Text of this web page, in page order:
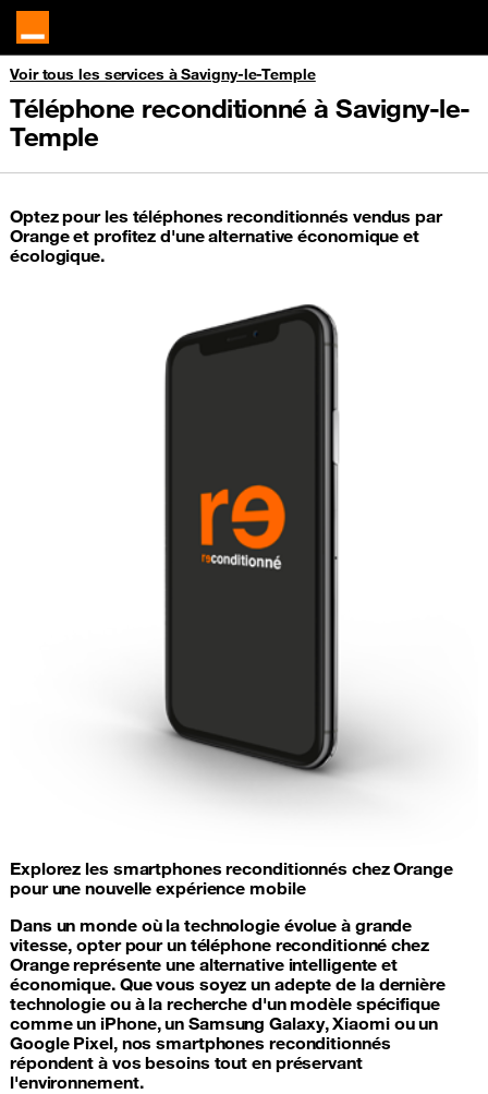
Voir tous les services à Savigny-le-Temple
Téléphone reconditionné à Savigny-le-
Temple
Optez pour les téléphones reconditionnés vendus par
Orange et profitez d'une alternative économique et
écologique.
Explorez les smartphones reconditionnés chez Orange
pour une nouvelle expérience mobile
Dans un monde où la technologie évolue à grande
vitesse, opter pour un téléphone reconditionné chez
Orange représente une alternative intelligente et
économique. Que vous soyez un adepte de la dernière
technologie ou à la recherche d'un modèle spécifique
comme un iPhone, un Samsung Galaxy, Xiaomi ou un
Google Pixel, nos smartphones reconditionnés
répondent à vos besoins tout en préservant
l'environnement.